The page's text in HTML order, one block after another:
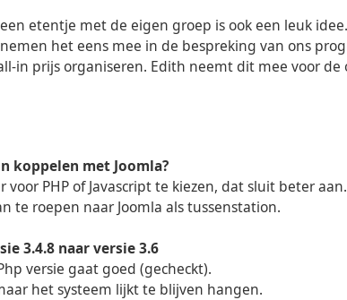
etentje met de eigen groep is ook een leuk
nemen het eens mee in de bespreking van ons
in prijs organiseren. Edith neemt dit mee voor de
koppelen met Joomla?
PHP of Javascript te kiezen, dat sluit beter aan.
te roepen naar Joomla als tussenstation.
3.4.8 naar versie 3.6
versie gaat goed (gecheckt).
het systeem lijkt te blijven hangen.